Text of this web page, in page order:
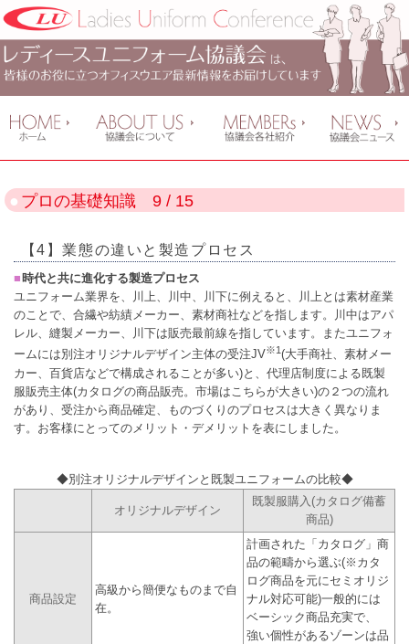
プロの基礎知識 9 / 15
【4】業態の違いと製造プロセス
時代と共に進化する製造プロセス
ユニフォーム業界を、川上、川中、川下に例えると、川上とは素材産業
のことで、合繊や紡績メーカー、素材商社などを指します。川中はアパ
レル、縫製メーカー、川下は販売最前線を指しています。またユニフォ
ームには別注オリジナルデザイン主体の受注JV※1 (大手商社、素材メー
カー、百貨店などで構成されることが多い)と、代理店制度による既製
服販売主体(カタログの商品販売。市場はこちらが大きい)の２つの流れ
があり、受注から商品確定、ものづくりのプロセスは大きく異なりま
す。お客様にとってのメリット・デメリットを表にしました。
◆別注オリジナルデザインと既製ユニフォームの比較◆
オリジナルデザイン
既製服購入(カタログ備蓄
商品)
商品設定
高級から簡便なものまで自
在。
計画された「カタログ」商
品の範疇から選ぶ(※カタ
ログ商品を元にセミオリジ
ナル対応可能)一般的には
ベーシック商品充実で、
強い個性があるゾーンは品